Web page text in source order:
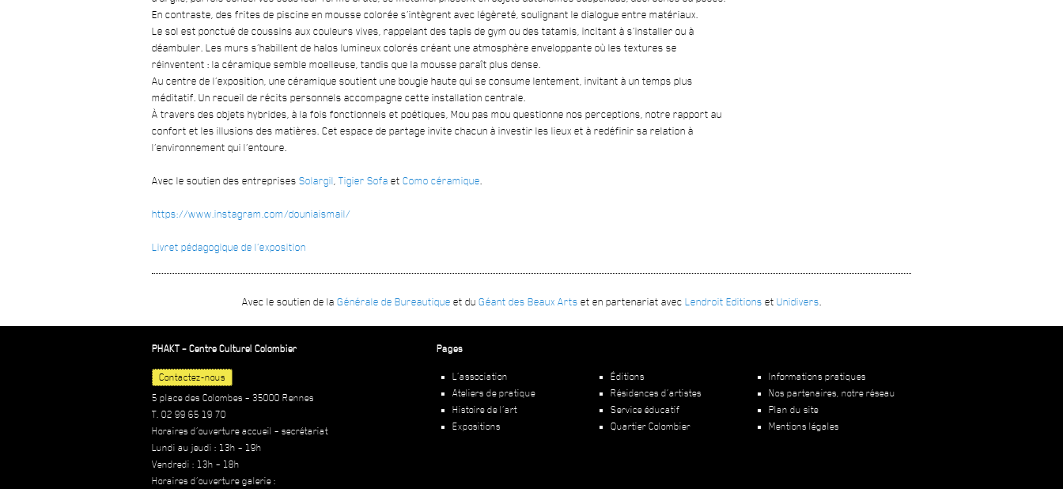
En contraste, des frites de piscine en mousse colorée s’intègrent avec légèreté, soulignant le dialogue entre matériaux.
Le sol est ponctué de coussins aux couleurs vives, rappelant des tapis de gym ou des tatamis, incitant à s’installer ou à
déambuler. Les murs s’habillent de halos lumineux colorés créant une atmosphère enveloppante où les textures se
réinventent : la céramique semble moelleuse, tandis que la mousse paraît plus dense.
Au centre de l’exposition, une céramique soutient une bougie haute qui se consume lentement, invitant à un temps plus
méditatif. Un recueil de récits personnels accompagne cette installation centrale.
À travers des objets hybrides, à la fois fonctionnels et poétiques, Mou pas mou questionne nos perceptions, notre rapport au
confort et les illusions des matières. Cet espace de partage invite chacun à investir les lieux et à redéfinir sa relation à
l’environnement qui l’entoure.
Avec le soutien des entreprises Solargil Tigier Sofa et Como céramique
https://www.instagram.com/douniaismail/
Livret pédagogique de l’exposition
Avec le soutien de la Générale de Bureautique et du Géant des Beaux Arts et en partenariat avec Lendroit Editions et Unidivers
PHAKT – Centre Culturel Colombier
Contactez-nous
5 place des Colombes – 35000 Rennes
T. 02 99 65 19 70
Horaires d’ouverture accueil – secrétariat
Lundi au jeudi : 13h – 19h
Vendredi : 13h – 18h
Horaires d’ouverture galerie :
Pages
L’association
Ateliers de pratique
Histoire de l’art
Expositions
Éditions
Résidences d’artistes
Service éducatif
Quartier Colombier
Informations pratiques
Nos partenaires, notre réseau
Plan du site
Mentions légales